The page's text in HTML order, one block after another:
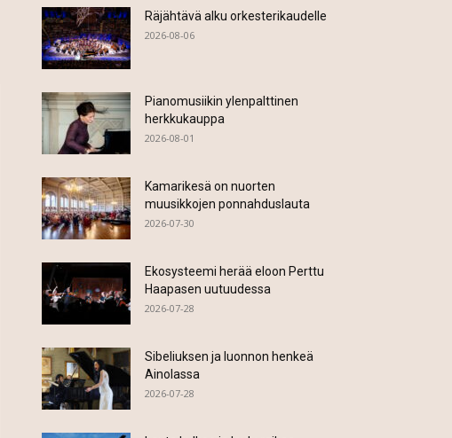
Räjähtävä alku orkesterikaudelle
2026-08-06
Pianomusiikin ylenpalttinen
herkkukauppa
2026-08-01
Kamarikesä on nuorten
muusikkojen ponnahduslauta
2026-07-30
Ekosysteemi herää eloon Perttu
Haapasen uutuudessa
2026-07-28
Sibeliuksen ja luonnon henkeä
Ainolassa
2026-07-28